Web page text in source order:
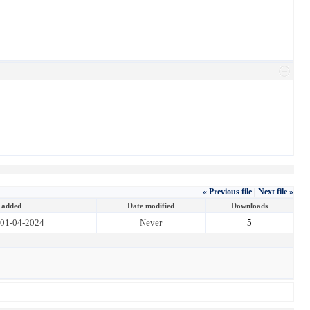
« Previous file | Next file »
Date modified Downloads
04-2024 Never 5